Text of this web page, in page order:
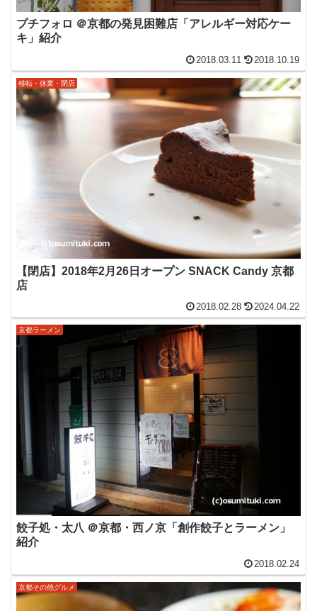
プチフォロ ＠京都の発見困難店「アレルギー対応ケー
キ」紹介
2018.03.11 2018.10.19
移転・休業・閉店
【閉店】2018年2月26日オープン SNACK Candy 京都
店
2018.02.28 2024.04.22
京都ラーメン
餃子処・太八 ＠京都・西ノ京「創作餃子とラーメン」
紹介
2018.02.24
京都その他グルメ